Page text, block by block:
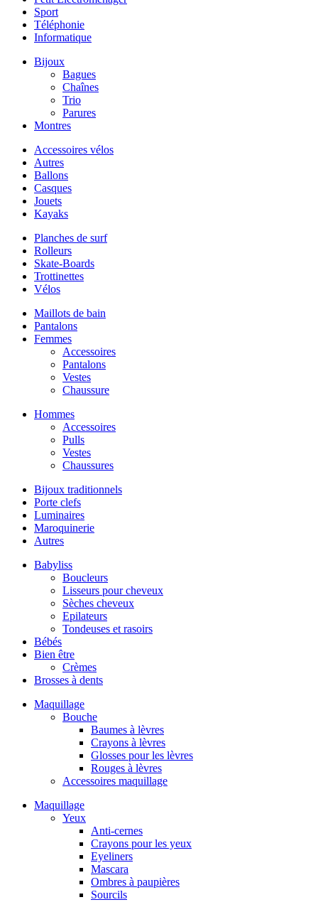
Sport
Téléphonie
Informatique
Bijoux
Bagues
Chaînes
Trio
Parures
Montres
Accessoires vélos
Autres
Ballons
Casques
Jouets
Kayaks
Planches de surf
Rolleurs
Skate-Boards
Trottinettes
Vélos
Maillots de bain
Pantalons
Femmes
Accessoires
Pantalons
Vestes
Chaussure
Hommes
Accessoires
Pulls
Vestes
Chaussures
Bijoux traditionnels
Porte clefs
Luminaires
Maroquinerie
Autres
Babyliss
Boucleurs
Lisseurs pour cheveux
Sèches cheveux
Epilateurs
Tondeuses et rasoirs
Bébés
Bien être
Crèmes
Brosses à dents
Maquillage
Bouche
Baumes à lèvres
Crayons à lèvres
Glosses pour les lèvres
Rouges à lèvres
Accessoires maquillage
Maquillage
Yeux
Anti-cernes
Crayons pour les yeux
Eyeliners
Mascara
Ombres à paupières
Sourcils